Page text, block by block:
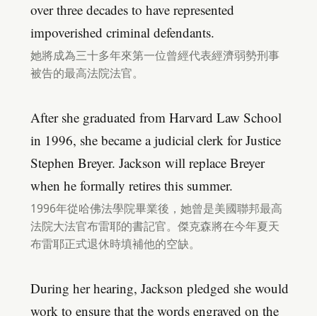
over three decades to have represented
impoverished criminal defendants.
她將成為三十多年來第一位曾經代表經濟弱勢刑事
被告的最高法院法官。
After she graduated from Harvard Law School
in 1996, she became a judicial clerk for Justice
Stephen Breyer. Jackson will replace Breyer
when he formally retires this summer.
1996年從哈佛法學院畢業後，她曾是美國聯邦最高
法院大法官布雷耶的書記官。傑克森將在今年夏天
布雷耶正式退休時填補他的空缺。
During her hearing, Jackson pledged she would
work to ensure that the words engraved on the